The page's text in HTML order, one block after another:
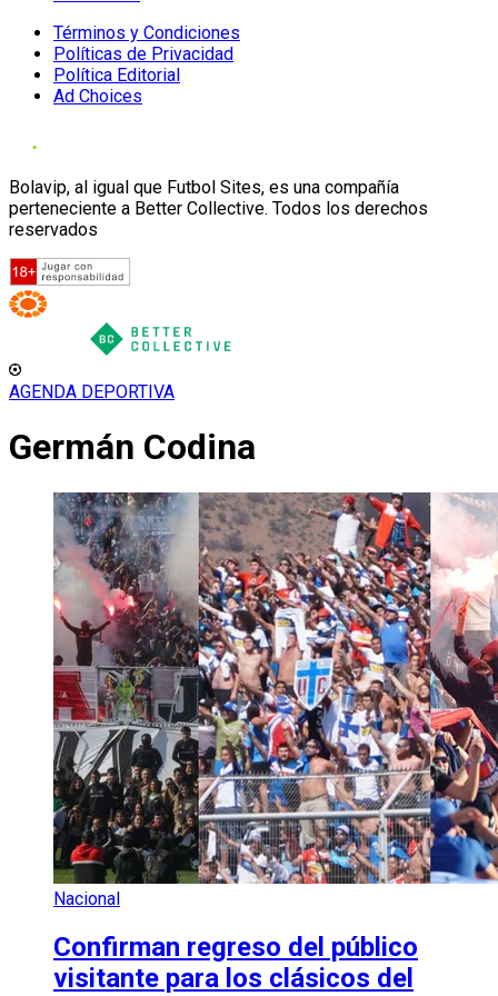
Términos y Condiciones
Políticas de Privacidad
Política Editorial
Ad Choices
Bolavip, al igual que Futbol Sites, es una compañía
perteneciente a Better Collective. Todos los derechos
reservados
AGENDA DEPORTIVA
Germán Codina
Nacional
Confirman regreso del público
visitante para los clásicos del